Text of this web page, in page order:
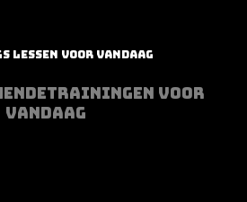
LESSEN VOOR VANDAAG
VOOR
VANDAAG